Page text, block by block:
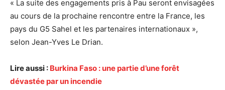
« La suite des engagements pris à Pau seront envisagées
au cours de la prochaine rencontre entre la France, les
pays du G5 Sahel et les partenaires internationaux »,
selon Jean-Yves Le Drian.
Lire aussi : Burkina Faso : une partie d’une forêt
dévastée par un incendie